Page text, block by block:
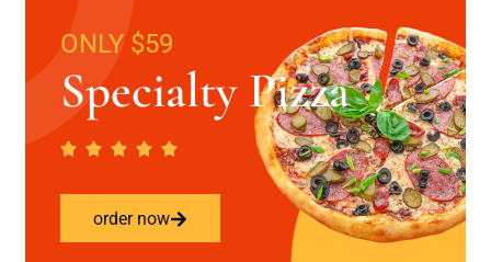
ONLY $59
Specialty Pizza
order now